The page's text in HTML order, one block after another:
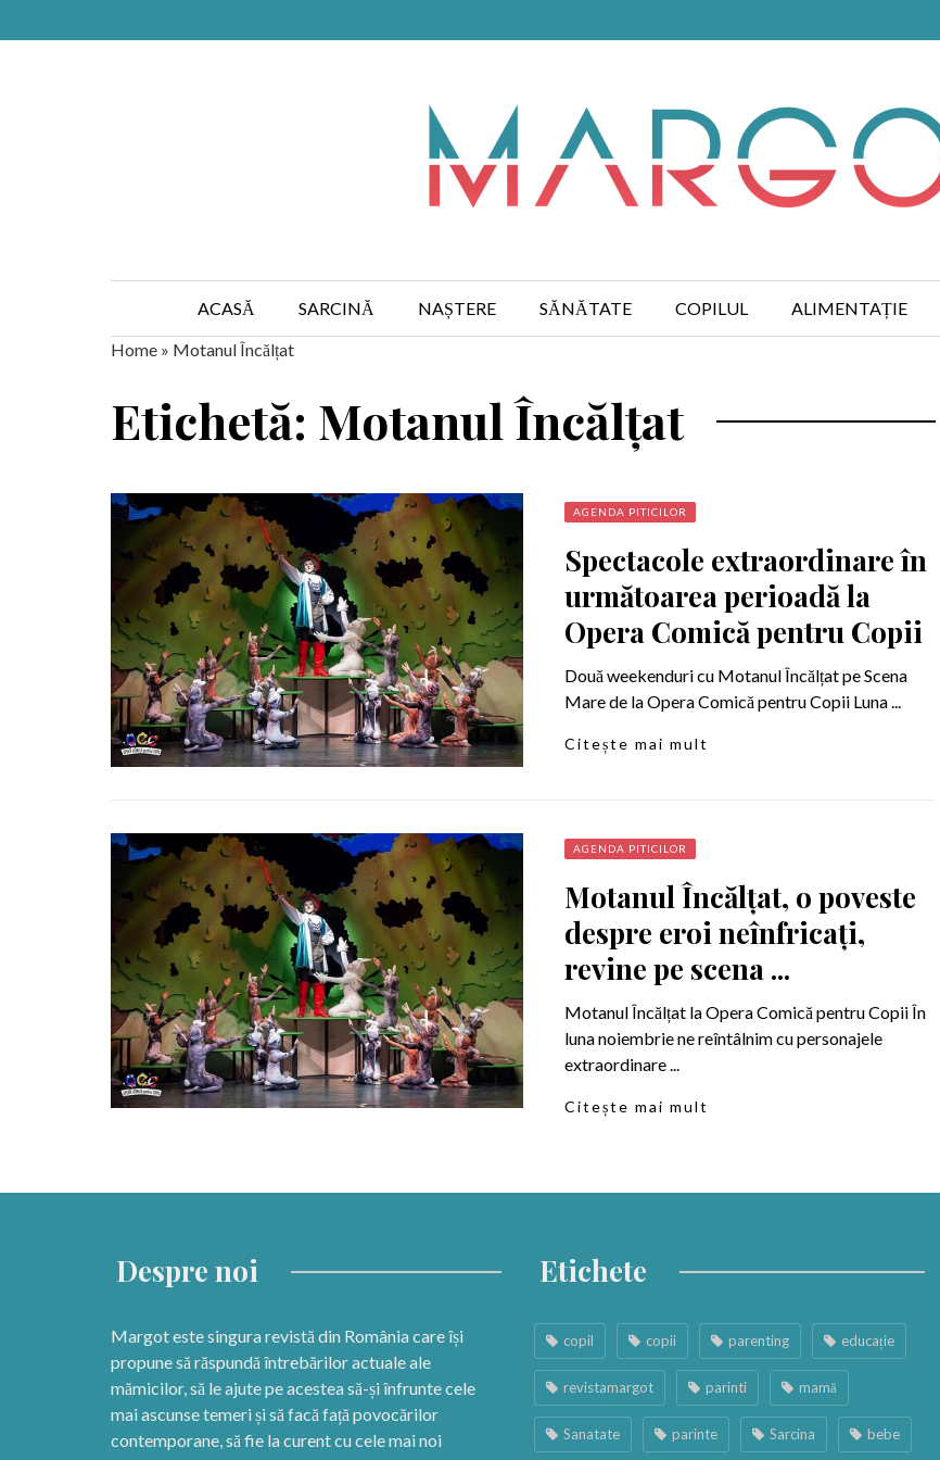
ACASĂ SARCINĂ NAȘTERE SĂNĂTATE COPILUL ALIMENTAȚIE
Home » Motanul Încălțat
Etichetă: Motanul Încălțat
AGENDA PITICILOR
Spectacole extraordinare în
următoarea perioadă la
Opera Comică pentru Copii
Două weekenduri cu Motanul Încălțat pe Scena
Mare de la Opera Comică pentru Copii Luna ...
Citește mai mult
AGENDA PITICILOR
Motanul Încălțat, o poveste
despre eroi neînfricați,
revine pe scena ...
Motanul Încălțat la Opera Comică pentru Copii În
luna noiembrie ne reîntâlnim cu personajele
extraordinare ...
Citește mai mult
Despre noi
Margot este singura revistă din România care își
propune să răspundă întrebărilor actuale ale
mămicilor, să le ajute pe acestea să-și înfrunte cele
mai ascunse temeri și să facă față povocărilor
contemporane, să fie la curent cu cele mai noi
Etichete
copil copii parenting educație
revistamargot parinti mamă
Sanatate parinte Sarcina bebe